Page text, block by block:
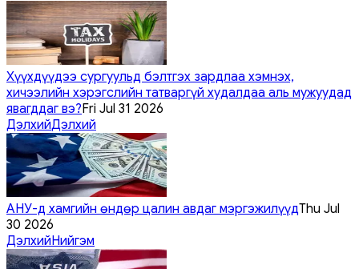
Хүүхдүүдээ сургуульд бэлтгэх зардлаа хэмнэх,
хичээлийн хэрэгслийн татваргүй худалдаа аль мужуудад
явагддаг вэ?Fri Jul 31 2026
ДэлхийДэлхий
АНУ-д хамгийн өндөр цалин авдаг мэргэжилүүдThu Jul
30 2026
ДэлхийНийгэм